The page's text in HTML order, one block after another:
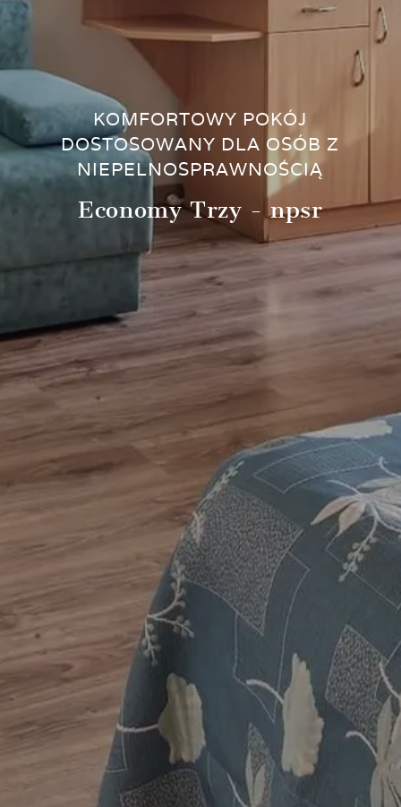
KOMFORTOWY POKÓJ
DOSTOSOWANY DLA OSÓB Z
NIEPELNOSPRAWNOŚCIĄ
Economy Trzy - npsr